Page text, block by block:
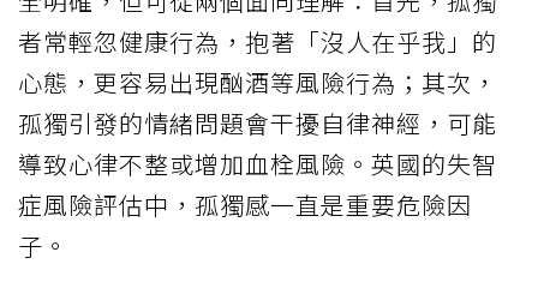
者常輕忽健康行為，抱著「沒人在乎我」的
心態，更容易出現酗酒等風險行為；其次，
孤獨引發的情緒問題會干擾自律神經，可能
導致心律不整或增加血栓風險。英國的失智
症風險評估中，孤獨感一直是重要危險因
子。